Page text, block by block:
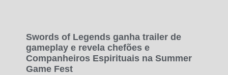
Swords of Legends ganha trailer de
gameplay e revela chefões e
Companheiros Espirituais na Summer
Game Fest